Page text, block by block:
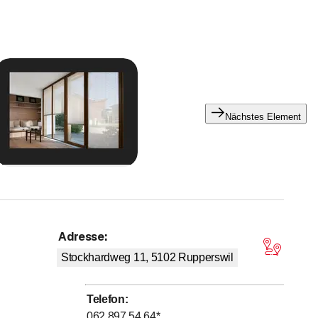
oder Schiebeläden – sie verleihen jedem Heim
Fensterläden.
Nächstes Element
5 Sternen
Adresse:
Stockhardweg 11, 5102 Rupperswil
Telefon: